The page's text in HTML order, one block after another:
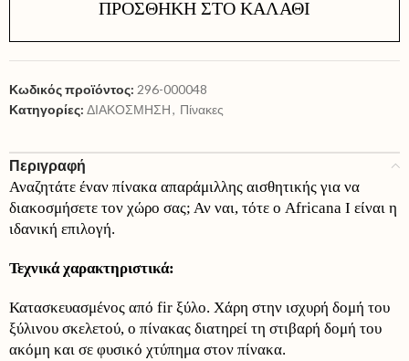
ΠΡΟΣΘΉΚΗ ΣΤΟ ΚΑΛΆΘΙ
Κωδικός προϊόντος: 296-000048
Κατηγορίες: ΔΙΑΚΟΣΜΗΣΗ, Πίνακες
Περιγραφή
Αναζητάτε έναν πίνακα απαράμιλλης αισθητικής για να
διακοσμήσετε τον χώρο σας; Αν ναι, τότε ο Africana Ι είναι η
ιδανική επιλογή.
Τεχνικά χαρακτηριστικά:
Κατασκευασμένος από fir ξύλο. Χάρη στην ισχυρή δομή του
ξύλινου σκελετού, ο πίνακας διατηρεί τη στιβαρή δομή του
ακόμη και σε φυσικό χτύπημα στον πίνακα.